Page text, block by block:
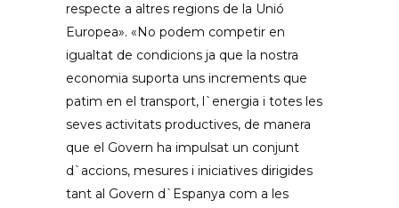
respecte a altres regions de la Unió
Europea». «No podem competir en
igualtat de condicions ja que la nostra
economia suporta uns increments que
patim en el transport, l`energia i totes les
seves activitats productives, de manera
que el Govern ha impulsat un conjunt
d`accions, mesures i iniciatives dirigides
tant al Govern d`Espanya com a les